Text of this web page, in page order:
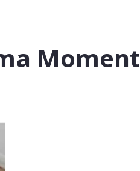
Moment